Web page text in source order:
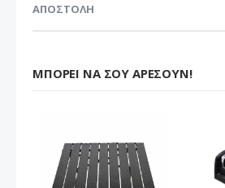
ΑΠΟΣΤΟΛΗ
ΜΠΟΡΕΊ ΝΑ ΣΟΥ ΑΡΈΣΟΥΝ!